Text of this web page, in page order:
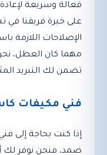
فعالة وسريعة
على خبرة فريقنا
الإصلاحات اللازمة
مهما كان العطل،
تضمن لك التبريد
فني مكيفات
إذا كنت بحاجة إلى
ضمد، فنحن نوفر لك